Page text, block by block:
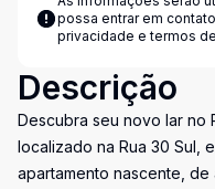
possa entrar em
privacidade e termos
Descrição
Descubra seu novo lar no
localizado na Rua 30 Sul,
apartamento nascente,